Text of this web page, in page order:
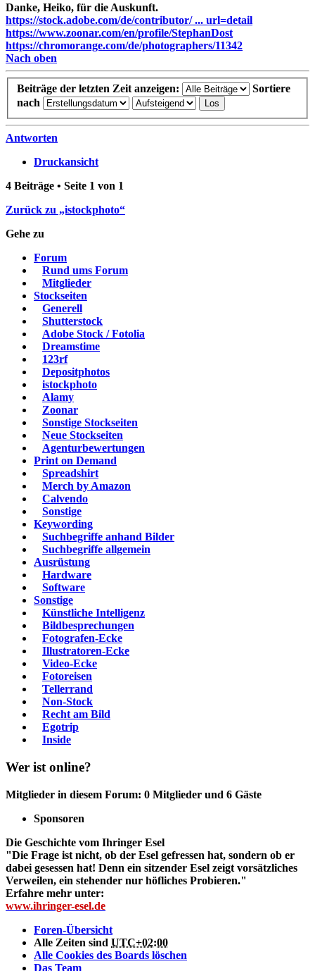
Danke, Heiko, für die Auskunft.
https://stock.adobe.com/de/contributor/ ... url=detail
https://www.zoonar.com/en/profile/StephanDost
https://chromorange.com/de/photographers/11342
Nach oben
Beiträge der letzten Zeit anzeigen:
Sortiere
nach
Antworten
Druckansicht
4 Beiträge • Seite 1 von 1
Zurück zu „istockphoto“
Gehe zu
Forum
Rund ums Forum
Mitglieder
Stockseiten
Generell
Shutterstock
Adobe Stock / Fotolia
Dreamstime
123rf
Depositphotos
istockphoto
Alamy
Zoonar
Sonstige Stockseiten
Neue Stockseiten
Agenturbewertungen
Print on Demand
Spreadshirt
Merch by Amazon
Calvendo
Sonstige
Keywording
Suchbegriffe anhand Bilder
Suchbegriffe allgemein
Ausrüstung
Hardware
Software
Sonstige
Künstliche Intelligenz
Bildbesprechungen
Fotografen-Ecke
Illustratoren-Ecke
Video-Ecke
Fotoreisen
Tellerrand
Non-Stock
Recht am Bild
Egotrip
Inside
Wer ist online?
Mitglieder in diesem Forum: 0 Mitglieder und 6 Gäste
Sponsoren
Die Geschichte vom Ihringer Esel
"Die Frage ist nicht, ob der Esel gefressen hat, sondern ob er
dabei gesessen hat! Denn ein sitzender Esel zeigt vorsätzliches
Verweilen, ein stehender nur höfliches Probieren."
Erfahre mehr unter:
www.ihringer-esel.de
Foren-Übersicht
Alle Zeiten sind UTC+02:00
Alle Cookies des Boards löschen
Das Team